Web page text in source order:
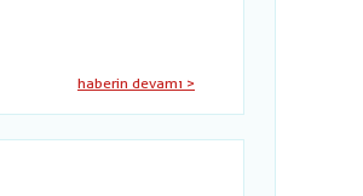
haberin devamı >